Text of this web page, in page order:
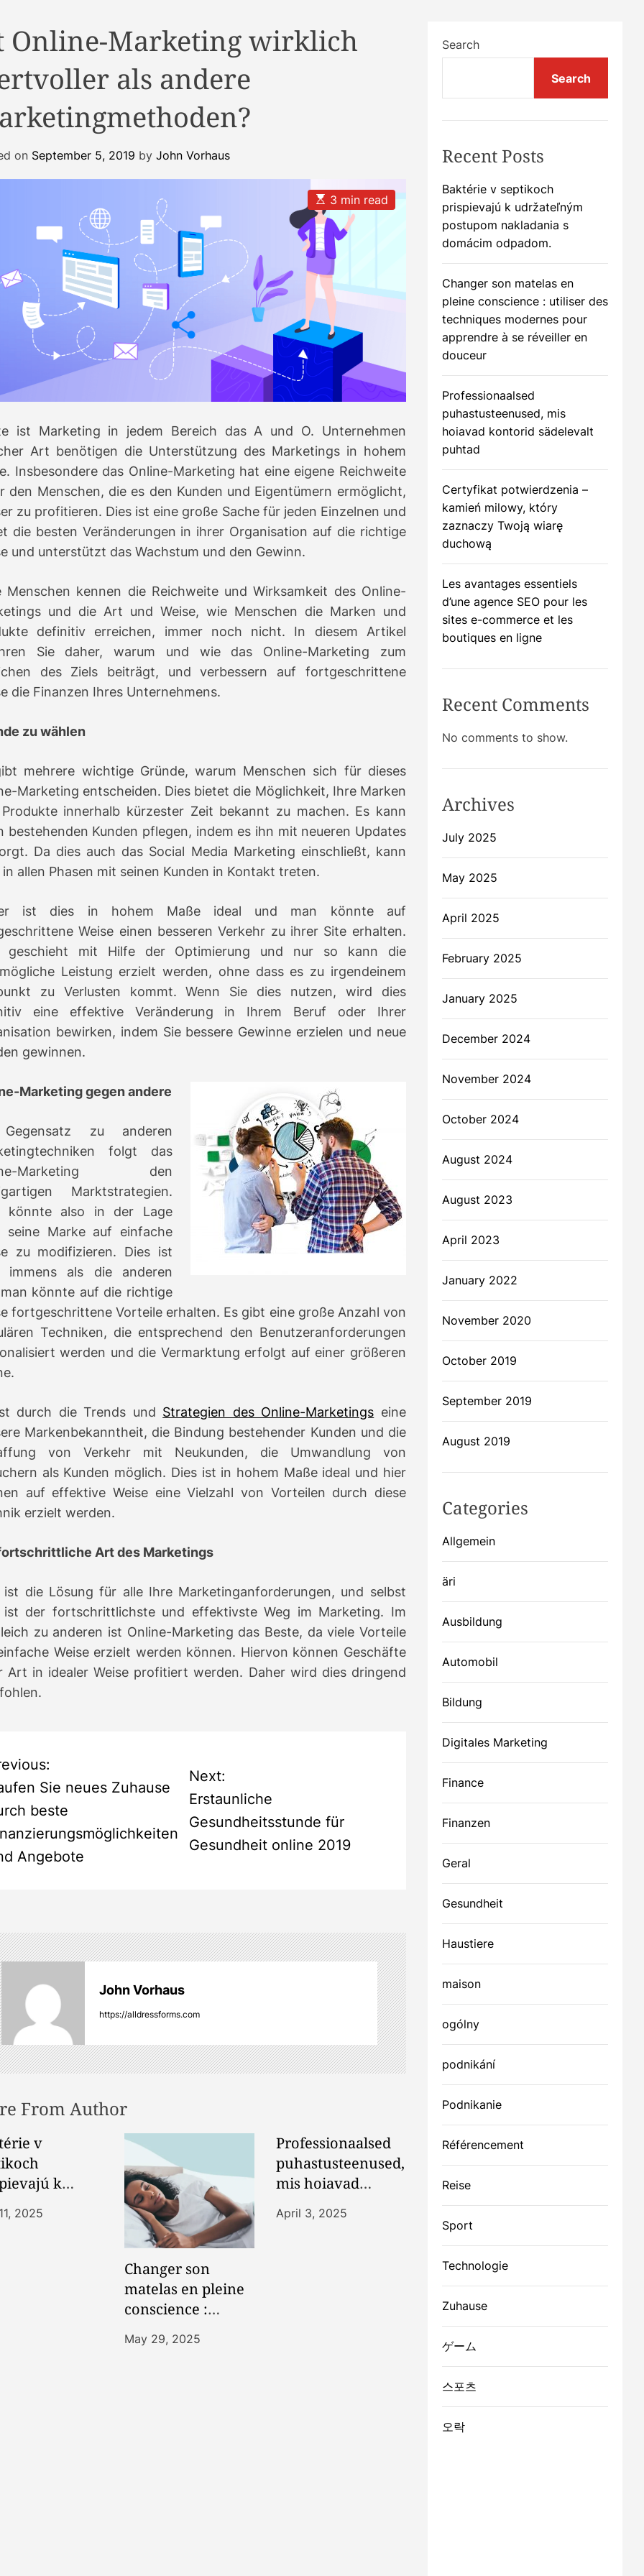
Online-Marketing wirklich
als andere
on September 5, 2019 by John Vorhaus
E
s
t
i
m
a
e
r
a
t
i
m
3 min read
ist Marketing in jedem Bereich das A und O. Unternehmen
Art benötigen die Unterstützung des Marketings in hohem
Insbesondere das Online-Marketing hat eine eigene Reichweite
den Menschen, die es den Kunden und Eigentümern ermöglicht,
zu profitieren. Dies ist eine große Sache für jeden Einzelnen und
die besten Veränderungen in ihrer Organisation auf die richtige
und unterstützt das Wachstum und den Gewinn.
Menschen kennen die Reichweite und Wirksamkeit des Online-
und die Art und Weise, wie Menschen die Marken und
definitiv erreichen, immer noch nicht. In diesem Artikel
Sie daher, warum und wie das Online-Marketing zum
des Ziels beiträgt, und verbessern auf fortgeschrittene
die Finanzen Ihres Unternehmens.
zu wählen
mehrere wichtige Gründe, warum Menschen sich für dieses
Marketing entscheiden. Dies bietet die Möglichkeit, Ihre Marken
innerhalb kürzester Zeit bekannt zu machen. Es kann
bestehenden Kunden pflegen, indem es ihn mit neueren Updates
Da dies auch das Social Media Marketing einschließt, kann
in allen Phasen mit seinen Kunden in Kontakt treten.
ist dies in hohem Maße ideal und man könnte auf
Weise einen besseren Verkehr zu ihrer Site erhalten.
geschieht mit Hilfe der Optimierung und nur so kann die
Leistung erzielt werden, ohne dass es zu irgendeinem
zu Verlusten kommt.Wenn Sie dies nutzen, wird dies
eine effektive Veränderung in Ihrem Beruf oder Ihrer
bewirken, indem Sie bessere Gewinne erzielen und neue
gewinnen.
Marketing gegen andere
zu anderen
folgt das
Marketing den
Marktstrategien.
könnte also in der Lage
seine Marke auf einfache
zu modifizieren. Dies ist
immens als die anderen
könnte auf die richtige
fortgeschrittene Vorteile erhalten. Es gibt eine große Anzahl von
Techniken, die entsprechend den Benutzeranforderungen
werden und die Vermarktung erfolgt auf einer größeren
durch die Trends und Strategien des Online-Marketings eine
Markenbekanntheit, die Bindung bestehender Kunden und die
von Verkehr mit Neukunden, die Umwandlung von
als Kunden möglich. Dies ist in hohem Maße ideal und hier
auf effektive Weise eine Vielzahl von Vorteilen durch diese
erzielt werden.
Art des Marketings
ist die Lösung für alle Ihre Marketinganforderungen, und selbst
ist der fortschrittlichste und effektivste Weg im Marketing. Im
zu anderen ist Online-Marketing das Beste, da viele Vorteile
Weise erzielt werden können. Hiervon können Geschäfte
Art in idealer Weise profitiert werden. Daher wird dies dringend
Sie neues Zuhause
beste
Angebote
Next:
Erstaunliche
Gesundheitsstunde für
Gesundheit online 2019
John Vorhaus
https://alldressforms.com
From Author
v
k
2025
Changer son
matelas en pleine
conscience :
techniques
May 29, 2025
Professionaalsed
puhastusteenused,
mis hoiavad
sädelevalt puhtad
April 3, 2025
Search
Search
Recent Posts
Baktérie v septikoch
prispievajú k udržateľným
postupom nakladania s
domácim odpadom.
Changer son matelas en
pleine conscience : utiliser des
techniques modernes pour
apprendre à se réveiller en
douceur
Professionaalsed
puhastusteenused, mis
hoiavad kontorid sädelevalt
puhtad
Certyfikat potwierdzenia –
kamień milowy, który
zaznaczy Twoją wiarę
duchową
Les avantages essentiels
d’une agence SEO pour les
sites e-commerce et les
boutiques en ligne
Recent Comments
No comments to show.
Archives
July 2025
May 2025
April 2025
February 2025
January 2025
December 2024
November 2024
October 2024
August 2024
August 2023
April 2023
January 2022
November 2020
October 2019
September 2019
August 2019
Categories
Allgemein
äri
Ausbildung
Automobil
Bildung
Digitales Marketing
Finance
Finanzen
Geral
Gesundheit
Haustiere
maison
ogólny
podnikání
Podnikanie
Référencement
Reise
Sport
Technologie
Zuhause
ゲーム
스포츠
오락